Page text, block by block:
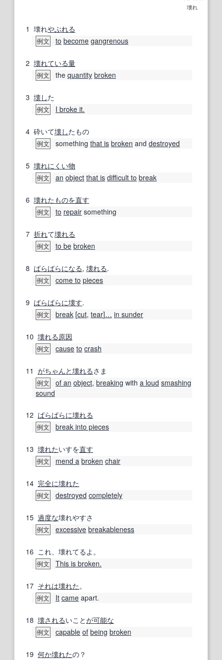
壊れ
1 壊れやぶれる
例文 to become gangrenous
2 壊れている量
例文 the quantity broken
3 壊した
例文 I broke it.
4 砕いて壊したもの
例文 something that is broken and destroyed
5 壊れにくい物
例文 an object that is difficult to break
6 壊れたものを直す
例文 to repair something
7 折れて壊れる
例文 to be broken
8 ばらばらになる, 壊れる.
例文 come to pieces
9 ばらばらに壊す.
例文 break [cut, tear]… in sunder
10 壊れる 原因
例文 cause to crash
11 がちゃんと壊れるさま
例文 of an object, breaking with a loud smashing
sound
12 ばらばらに壊れる
例文 break into pieces
13 壊れたいすを直す
例文 mend a broken chair
14 完全に壊れた
例文 destroyed completely
15 過度な壊れやすさ
例文 excessive breakableness
16 これ、壊れてるよ。
例文 This is broken.
17 それは壊れた。
例文 It came apart.
18 壊されるいことが可能な
例文 capable of being broken
19 何か壊れたの？